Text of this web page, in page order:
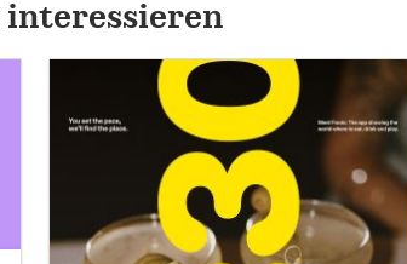
interessieren